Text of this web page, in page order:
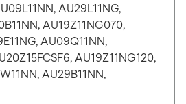
AU29L11NG,
AU19Z11NG070,
AU09Q11NN,
AU19Z11NG120,
AU29B11NN,